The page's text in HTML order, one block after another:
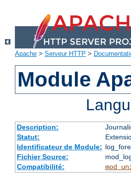
Apache > Serveur HTTP >
Module
Description:
Statut:
Identificateur de Module:
Fichier Source:
Compatibilité: